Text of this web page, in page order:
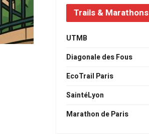
Trails & Marathons
UTMB
Diagonale des Fous
EcoTrail Paris
SaintéLyon
Marathon de Paris